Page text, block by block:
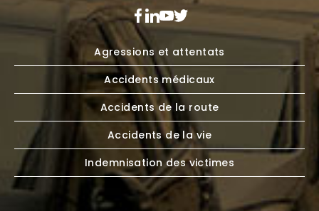
Agressions et attentats
Accidents médicaux
Accidents de la route
Accidents de la vie
Indemnisation des victimes